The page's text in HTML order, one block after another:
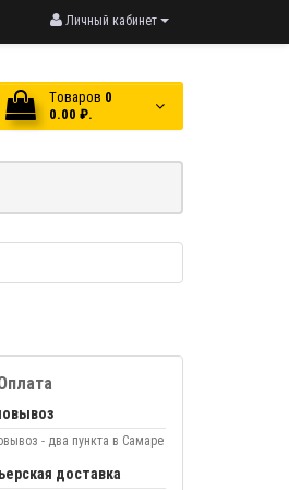
Личный кабинет
Tоваров 0
0.00 ₽.
- два пункта в Самаре
доставка